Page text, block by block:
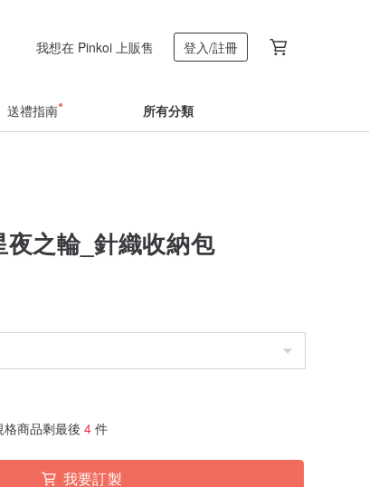
我想在 Pinkoi 上販售 登入/註冊
送禮指南 所有分類
之輪_針織收納包
格商品剩最後 4 件
我要訂製